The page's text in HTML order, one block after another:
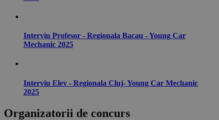
Interviu Profesor - Regionala Bacau - Young Car
Mechanic 2025
Interviu Elev - Regionala Cluj- Young Car Mechanic
2025
Organizatorii de concurs